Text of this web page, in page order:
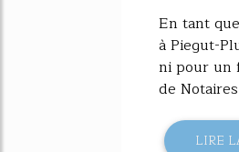
En tant
à Piegut-
ni pour un
de Notaires
LIRE